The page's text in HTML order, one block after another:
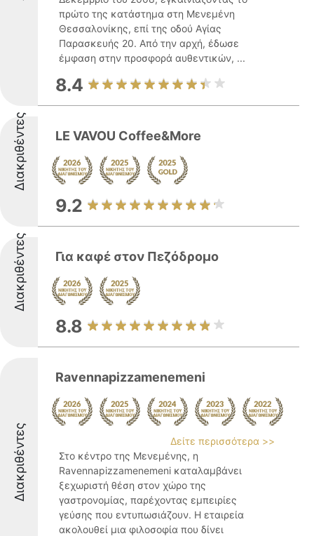
πρώτο της κατάστημα στη Μενεμένη
Θεσσαλονίκης, επί της οδού Αγίας
Παρασκευής 20. Από την αρχή, έδωσε
έμφαση στην προσφορά αυθεντικών, ...
8.4
Διακριθέντες LE VAVOU Coffee&More
9.2
Διακριθέντες Για καφέ στον Πεζόδρομο
8.8
Διακριθέντες
Ravennapizzamenemeni
Δείτε περισσότερα >>
Στο κέντρο της Μενεμένης, η
Ravennapizzamenemeni καταλαμβάνει
ξεχωριστή θέση στον χώρο της
γαστρονομίας, παρέχοντας εμπειρίες
γεύσης που εντυπωσιάζουν. Η εταιρεία
ακολουθεί μια φιλοσοφία που δίνει